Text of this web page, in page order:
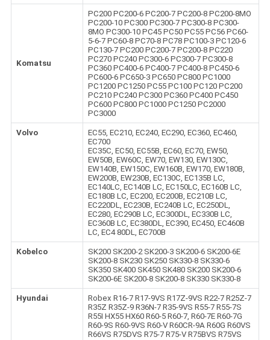
Komatsu
PC200 PC200-6 PC200-7 PC200-8 PC200-8MO
PC200-10 PC300 PC300-7 PC300-8 PC300-
8MO PC300-10 PC45 PC50 PC55 PC56 PC60-
5-6-7 PC60-8 PC70-8 PC78 PC100-3 PC120-6
PC130-7 PC200 PC200-7 PC200-8 PC220
PC270 PC240 PC300-6 PC300-7 PC300-8
PC360 PC400-6 PC400-7 PC400-8 PC450-6
PC600-6 PC650-3 PC650 PC800 PC1000
PC1200 PC1250 PC55 PC100 PC120 PC200
PC210 PC240 PC300 PC360 PC400 PC450
PC600 PC800 PC1000 PC1250 PC2000
PC3000
Volvo
EC55, EC210, EC240, EC290, EC360, EC460,
EC700
EC35C, EC50, EC55B, EC60, EC70, EW50,
EW50B, EW60C, EW70, EW130, EW130C,
EW140B, EW150C, EW160B, EW170, EW180B,
EW200B, EW230B, EC130C, EC135B LC,
EC140LC, EC140B LC, EC150LC, EC160B LC,
EC180B LC, EC200, EC200B, EC210B LC,
EC220DL, EC230B, EC240B LC, EC250DL,
EC280, EC290B LC, EC300DL, EC330B LC,
EC360B LC, EC380DL, EC390, EC450, EC460B
LC, EC4 80DL, EC700B
Kobelco
SK200 SK200-2 SK200-3 SK200-6 SK200-6E
SK200-8 SK230 SK250 SK330-8 SK330-6
SK350 SK400 SK450 SK480 SK200 SK200-6
SK200-6E SK200-8 SK200-8 SK330 SK330-8
Hyundai
Robex R16-7 R17-9VS R17Z-9VS R22-7 R25Z-7
R35Z R35Z-9 R36N-7 R35-9VS R55-7 R55-7S
R55I HX55 HX60 R60-5 R60-7, R60-7E R60-7G
R60-9S R60-9VS R60-V R60CR-9A R60G R60VS
R66VS R75DVS R75-7 R75-V R75BVS R75VS